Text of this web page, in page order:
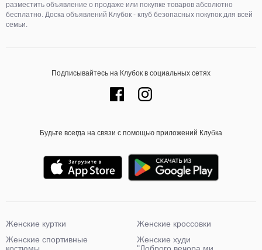
разместить объявление о продаже или покупке товаров абсолютно
бесплатно. Доска объявлений Клубок - клуб безопасных покупок для всей
семьи.
Подписывайтесь на Клубок в социальных сетях
Будьте всегда на связи с помощью приложений Клубка
Женские куртки
Женские спортивные
Женские кроссовки
Женские худи